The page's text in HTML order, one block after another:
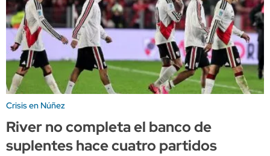
Crisis en Núñez
River no completa el banco de
suplentes hace cuatro partidos